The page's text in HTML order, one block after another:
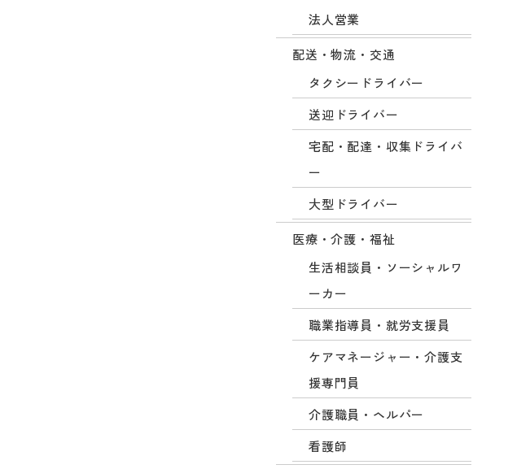
法人営業
配送・物流・交通
タクシードライバー
送迎ドライバー
宅配・配達・収集ドライバ
ー
大型ドライバー
医療・介護・福祉
生活相談員・ソーシャルワ
ーカー
職業指導員・就労支援員
ケアマネージャー・介護支
援専門員
介護職員・ヘルパー
看護師